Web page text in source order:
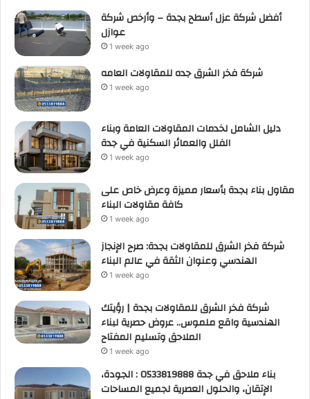
أفضل شركة عزل أسطح بجدة – وأرخص شركة
عوازل
1 week ago
شركة فخر الشرق جده للمقاولات العامه
1 week ago
دليل الشامل لخدمات المقاولات العامة وبناء
الفلل والعمائر السكنية في جدة
1 week ago
مقاول بناء بجدة بأسعار مميزة وعرض خاص على
كافة مقاولات البناء
1 week ago
شركة فخر الشرق للمقاولات بجدة: صرح الإنجاز
الهندسي وعنوان الثقة في عالم البناء
1 week ago
شركة فخر الشرق للمقاولات بجدة | رؤيتك
الهندسية واقع ملموس.. عروض حصرية لبناء
الملاحق وتسليم المفتاح
1 week ago
بناء ملاحق في جدة 0533819888 : الجودة،
الإتقان، والحلول العصرية لجميع المساحات